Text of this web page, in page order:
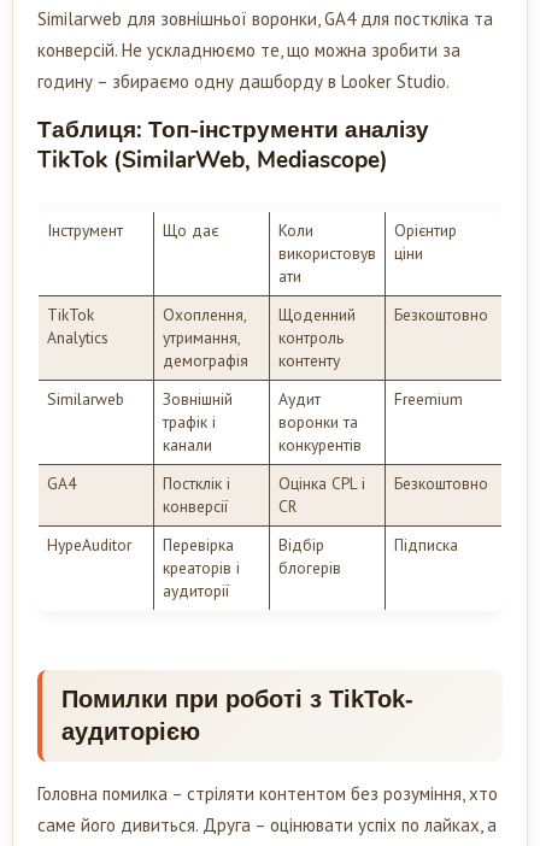
Similarweb для зовнішньої воронки, GA4 для посткліка та
конверсій. Не ускладнюємо те, що можна зробити за
годину – збираємо одну дашборду в Looker Studio.
Таблиця: Топ-інструменти аналізу
TikTok (SimilarWeb, Mediascope)
Інструмент Що дає
Коли
використовув
ати
Орієнтир
ціни
TikTok
Analytics
Охоплення,
утримання,
демографія
Щоденний
контроль
контенту
Безкоштовно
Similarweb
Зовнішній
трафік і
канали
Аудит
воронки та
конкурентів
Freemium
GA4
Постклік і
конверсії
Оцінка CPL і
CR
Безкоштовно
HypeAuditor
Перевірка
креаторів і
аудиторії
Відбір
блогерів
Підписка
Помилки при роботі з TikTok-
аудиторією
Головна помилка – стріляти контентом без розуміння, хто
саме його дивиться. Друга – оцінювати успіх по лайках, а